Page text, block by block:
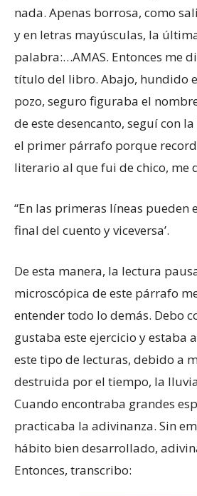
nada. Apenas borrosa, como
y en letras mayúsculas, la
palabra:…AMAS. Entonces me
título del libro. Abajo, hundido
pozo, seguro figuraba el
de este desencanto, seguí con
el primer párrafo porque
literario al que fui de chico, me
“En las primeras líneas pueden
final del cuento y viceversa’.
De esta manera, la lectura
microscópica de este párrafo
entender todo lo demás. Debo
gustaba este ejercicio y estaba
este tipo de lecturas, debido a
destruida por el tiempo, la
Cuando encontraba grandes
practicaba la adivinanza. Sin
hábito bien desarrollado,
Entonces, transcribo: